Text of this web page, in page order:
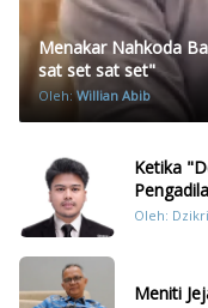
Menakar Nahkoda
sat set sat set"
Oleh:Willian Abib
Ketika
Oleh:
Meniti